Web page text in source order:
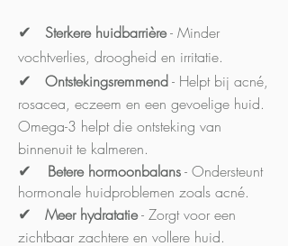
✔ Sterkere huidbarrière- Minder
vochtverlies, droogheid en irritatie.
✔ Ontstekingsremmend- Helpt bij acné,
rosacea, eczeem en een gevoelige huid.
Omega-3 helpt die ontsteking van
binnenuit te kalmeren.
✔ Betere hormoonbalans- Ondersteunt
hormonale huidproblemen zoals acné.
✔ Meer hydratatie- Zorgt voor een
zichtbaar zachtere en vollere huid.